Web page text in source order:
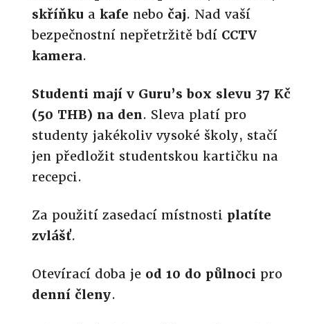
skříňku a kafe nebo čaj. Nad vaší
bezpečnostní nepřetržitě bdí CCTV
kamera.
Studenti mají v Guru’s box slevu 37 Kč
(50 THB) na den. Sleva platí pro
studenty jakékoliv vysoké školy, stačí
jen předložit studentskou kartičku na
recepci.
Za použití zasedací místnosti platíte
zvlášť.
Otevírací doba je od 10 do půlnoci pro
denní členy.